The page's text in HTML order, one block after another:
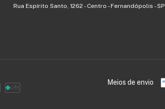
Rua Espírito Santo, 1262 - Centro - Fernandópolis - SP
Meios de envio